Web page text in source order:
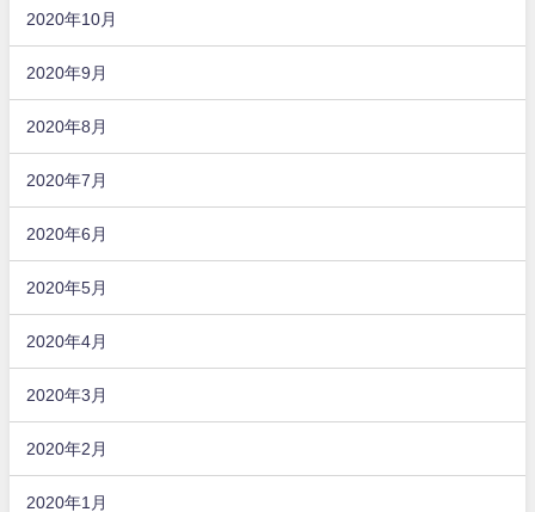
2020年10月
2020年9月
2020年8月
2020年7月
2020年6月
2020年5月
2020年4月
2020年3月
2020年2月
2020年1月